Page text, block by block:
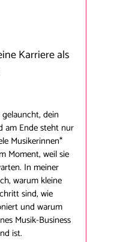
Karriere als
dein
am Ende steht nur
Musikerinnen*
Moment, weil sie
In meiner
warum kleine
sind, wie
und warum
Musik-Business
ist.